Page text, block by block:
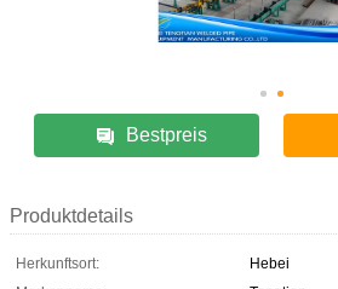
Bestpreis
Produktdetails
Herkunftsort:
Hebei